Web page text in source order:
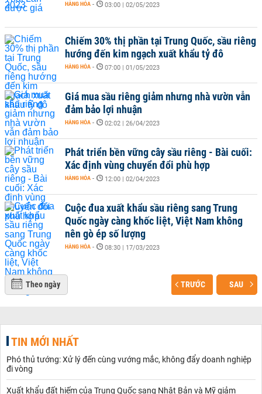
HÀNG HÓA - 03:00 | 02/05/2023
Chiếm 30% thị phần tại Trung Quốc, sầu riêng
hướng đến kim ngạch xuất khẩu tỷ đô
HÀNG HÓA - 07:00 | 01/05/2023
Giá mua sầu riêng giảm nhưng nhà vườn vẫn
đảm bảo lợi nhuận
HÀNG HÓA - 02:02 | 26/04/2023
Phát triển bền vững cây sầu riêng - Bài cuối:
Xác định vùng chuyển đổi phù hợp
HÀNG HÓA - 12:00 | 02/04/2023
Cuộc đua xuất khẩu sầu riêng sang Trung
Quốc ngày càng khốc liệt, Việt Nam không
nên gò ép số lượng
HÀNG HÓA - 08:30 | 17/03/2023
Theo ngày TRƯỚC SAU
TIN MỚI NHẤT
Phó thủ tướng: Xử lý đến cùng vướng mắc, không đẩy doanh nghiệp
đi vòng
Xuất khẩu đất hiếm của Trung Quốc sang Nhật Bản và Mỹ giảm